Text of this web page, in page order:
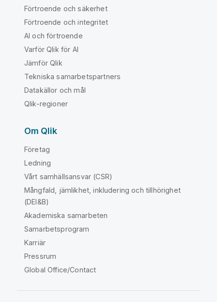
Förtroende och säkerhet
Förtroende och integritet
AI och förtroende
Varför Qlik för AI
Jämför Qlik
Tekniska samarbetspartners
Datakällor och mål
Qlik-regioner
Om Qlik
Företag
Ledning
Vårt samhällsansvar (CSR)
Mångfald, jämlikhet, inkludering och tillhörighet
(DEI&B)
Akademiska samarbeten
Samarbetsprogram
Karriär
Pressrum
Global Office/Contact